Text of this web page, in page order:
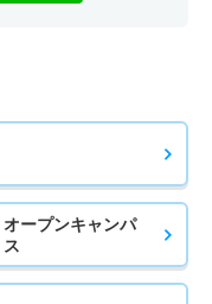
オープンキャンパ
ス